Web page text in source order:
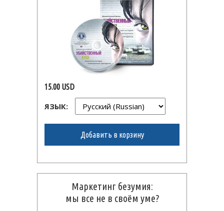
15.00 USD
ЯЗЫК:
Добавить в корзину
Маркетинг безумия:
мы все не в своём уме?